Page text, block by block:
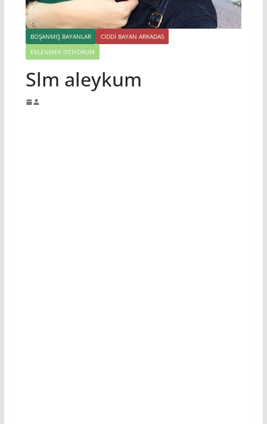
BOŞANMIŞ BAYANLAR
CIDDI BAYAN ARKADAS
EVLENMEK İSTIYORUM
Slm aleykum